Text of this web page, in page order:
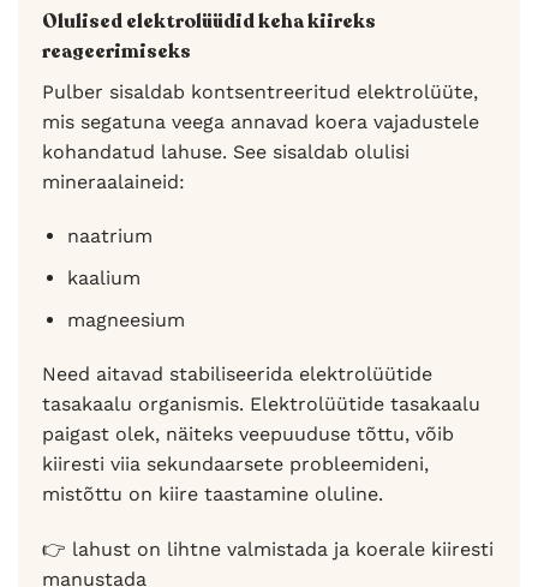
Olulised elektrolüüdid keha kiireks
reageerimiseks
Pulber sisaldab kontsentreeritud elektrolüüte,
mis segatuna veega annavad koera vajadustele
kohandatud lahuse. See sisaldab olulisi
mineraalaineid:
naatrium
kaalium
magneesium
Need aitavad stabiliseerida elektrolüütide
tasakaalu organismis. Elektrolüütide tasakaalu
paigast olek, näiteks veepuuduse tõttu, võib
kiiresti viia sekundaarsete probleemideni,
mistõttu on kiire taastamine oluline.
👉 lahust on lihtne valmistada ja koerale kiiresti
manustada